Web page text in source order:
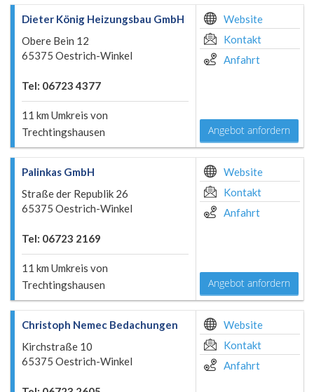
Dieter König Heizungsbau GmbH
Obere Bein 12
65375 Oestrich-Winkel
Tel: 06723 4377
11 km Umkreis von
Trechtingshausen
Website
Kontakt
Anfahrt
Angebot anfordern
Palinkas GmbH
Straße der Republik 26
65375 Oestrich-Winkel
Tel: 06723 2169
11 km Umkreis von
Trechtingshausen
Website
Kontakt
Anfahrt
Angebot anfordern
Christoph Nemec Bedachungen
Kirchstraße 10
65375 Oestrich-Winkel
Website
Kontakt
Anfahrt